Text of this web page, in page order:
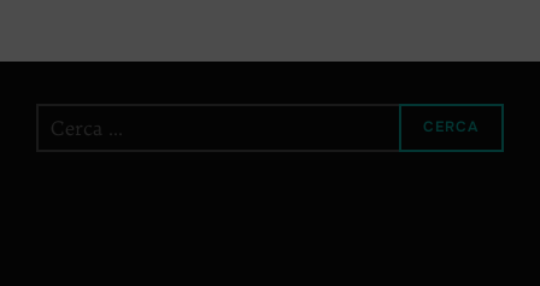
per:
CERCA